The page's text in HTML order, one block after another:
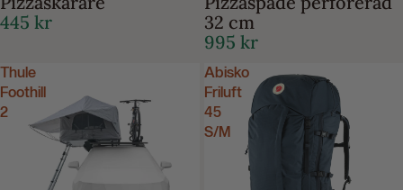
445 kr
32 cm
995 kr
Thule
Foothill
2
Abisko
Friluft
45
S/M